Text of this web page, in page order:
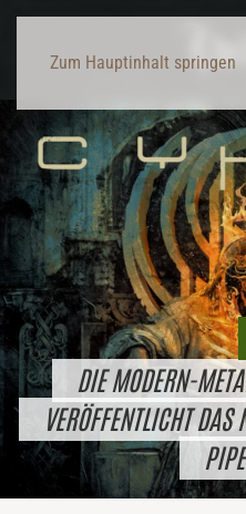
Zum Hauptinhalt springen
DIE MODERN-
VERÖFFENTLICHT